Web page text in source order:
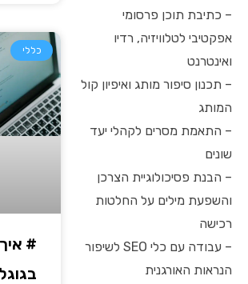
– כתיבת תוכן פרסומי
אפקטיבי לטלוויזיה, רדיו
ואינטרנט
– תכנון סיפור מותג ואיפיון קול
המותג
– התאמת מסרים לקהלי יעד
שונים
– הבנת פסיכולוגיית הצרכן
והשפעת מילים על החלטות
רכישה
– עבודה עם כלי SEO לשיפור
הנראות האורגנית
כללי
#